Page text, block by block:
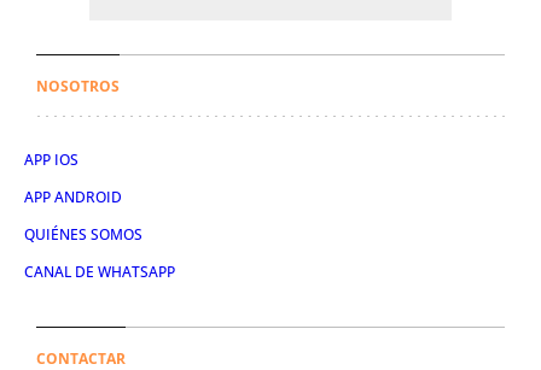
NOSOTROS
APP IOS
APP ANDROID
QUIÉNES SOMOS
CANAL DE WHATSAPP
CONTACTAR